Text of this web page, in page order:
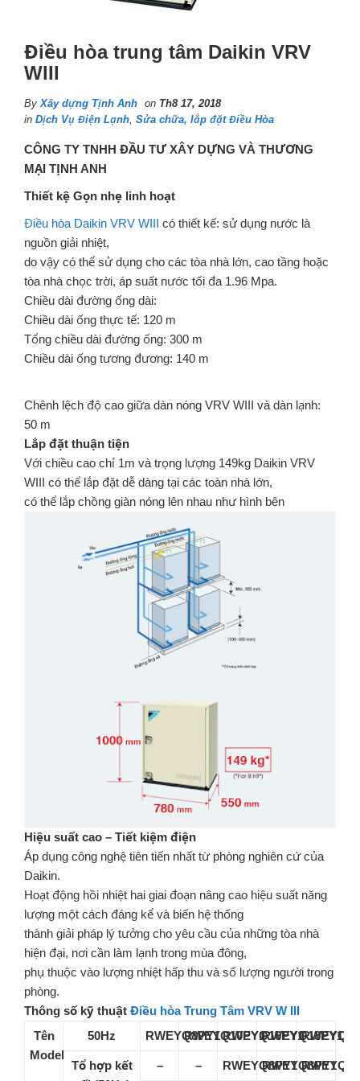
Điều hòa trung tâm Daikin VRV
WIII
ByXây dựng Tịnh Anh on Th8 17, 2018
in Dịch Vụ Điện Lạnh, Sửa chữa, lắp đặt Điều Hòa
CÔNG TY TNHH ĐẦU TƯ XÂY DỰNG VÀ THƯƠNG
MẠI TỊNH ANH
Thiết kệ Gọn nhẹ linh hoạt
Điều hòa Daikin VRV WIII có thiết kế: sử dụng nước là
nguồn giải nhiệt,
do vậy có thể sử dụng cho các tòa nhà lớn, cao tầng hoặc
tòa nhà chọc trời, áp suất nước tối đa 1.96 Mpa.
Chiều dài đường ống dài:
Chiều dài ống thực tế: 120 m
Tổng chiều dài đường ống: 300 m
Chiều dài ống tương đương: 140 m
Chênh lệch độ cao giữa dàn nóng VRV WIII và dàn lạnh:
50 m
Lắp đặt thuận tiện
Với chiều cao chỉ 1m và trọng lượng 149kg Daikin VRV
WIII có thể lắp đặt dễ dàng tại các toàn nhà lớn,
có thể lắp chồng giàn nóng lên nhau như hình bên
Hiệu suất cao – Tiết kiệm điện
Áp dụng công nghệ tiên tiến nhất từ phòng nghiên cứ của
Daikin.
Hoạt động hồi nhiệt hai giai đoạn nâng cao hiệu suất năng
lượng một cách đáng kể và biến hệ thống
thành giải pháp lý tưởng cho yêu cầu của những tòa nhà
hiện đại, nơi cần làm lạnh trong mùa đông,
phụ thuộc vào lượng nhiệt hấp thu và số lượng người trong
phòng.
Thông số kỹ thuật Điều hòa Trung Tâm VRV W III
Tên
Model
50Hz RWEYQ8PY1RWEYQ10PY1
RWEYQ16PY1RWEYQ18PY1
Tổ hợp kết
– – RWEYQ8PY1RWEYQ8PY1